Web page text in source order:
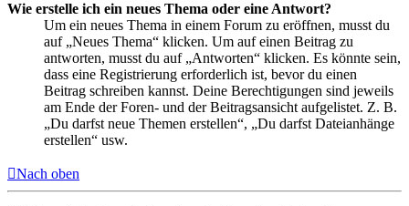
Wie erstelle ich ein neues Thema oder eine Antwort?
Um ein neues Thema in einem Forum zu eröffnen, musst du
auf „Neues Thema“ klicken. Um auf einen Beitrag zu
antworten, musst du auf „Antworten“ klicken. Es könnte sein,
dass eine Registrierung erforderlich ist, bevor du einen
Beitrag schreiben kannst. Deine Berechtigungen sind jeweils
am Ende der Foren- und der Beitragsansicht aufgelistet. Z. B.
„Du darfst neue Themen erstellen“, „Du darfst Dateianhänge
erstellen“ usw.
Nach oben